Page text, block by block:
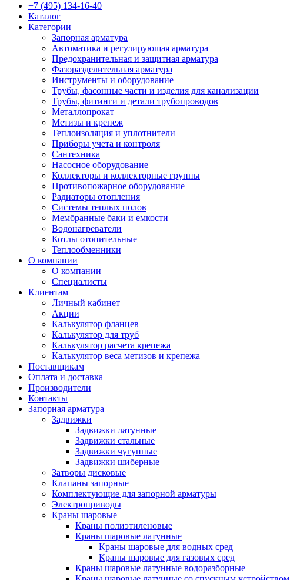
+7 (495) 134-16-40
Каталог
Категории
Запорная арматура
Автоматика и регулирующая арматура
Предохранительная и защитная арматура
Фазоразделительная арматура
Инструменты и оборудование
Трубы, фасонные части и изделия для канализации
Трубы, фитинги и детали трубопроводов
Металлопрокат
Метизы и крепеж
Теплоизоляция и уплотнители
Приборы учета и контроля
Сантехника
Насосное оборудование
Коллекторы и коллекторные группы
Противопожарное оборудование
Радиаторы отопления
Системы теплых полов
Мембранные баки и емкости
Водонагреватели
Котлы отопительные
Теплообменники
О компании
О компании
Специалисты
Клиентам
Личный кабинет
Акции
Калькулятор фланцев
Калькулятор для труб
Калькулятор расчета крепежа
Калькулятор веса метизов и крепежа
Поставщикам
Оплата и доставка
Производители
Контакты
Запорная арматура
Задвижки
Задвижки латунные
Задвижки стальные
Задвижки чугунные
Задвижки шиберные
Затворы дисковые
Клапаны запорные
Комплектующие для запорной арматуры
Электроприводы
Краны шаровые
Краны полиэтиленовые
Краны шаровые латунные
Краны шаровые для водных сред
Краны шаровые для газовых сред
Краны шаровые латунные водоразборные